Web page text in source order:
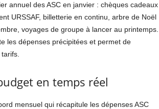
annuel des ASC en janvier : chèques cadeaux
URSSAF, billetterie en continu, arbre de Noël
voyages de groupe à lancer au printemps.
les dépenses précipitées et permet de
en temps réel
mensuel qui récapitule les dépenses ASC